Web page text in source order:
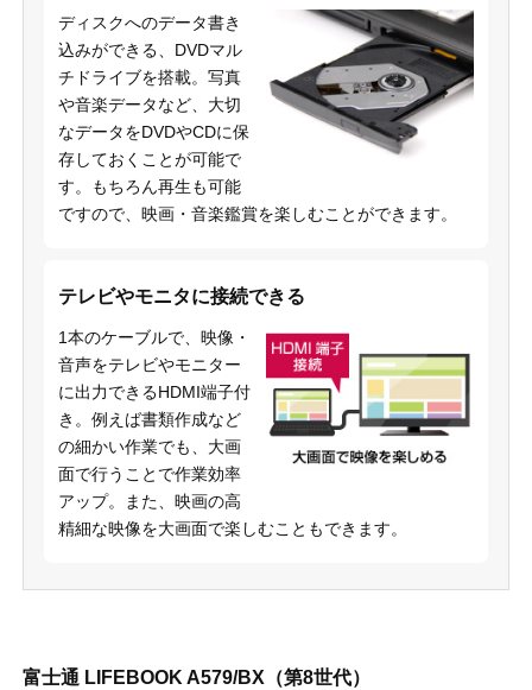
ディスクへのデータ書き
込みができる、DVDマル
チドライブを搭載。写真
や音楽データなど、大切
なデータをDVDやCDに保
存しておくことが可能で
す。もちろん再生も可能
ですので、映画・音楽鑑賞を楽しむことができます。
テレビやモニタに接続できる
1本のケーブルで、映像・
音声をテレビやモニター
に出力できるHDMI端子付
き。例えば書類作成など
の細かい作業でも、大画
面で行うことで作業効率
アップ。また、映画の高
精細な映像を大画面で楽しむこともできます。
富士通 LIFEBOOK A579/BX（第8世代）